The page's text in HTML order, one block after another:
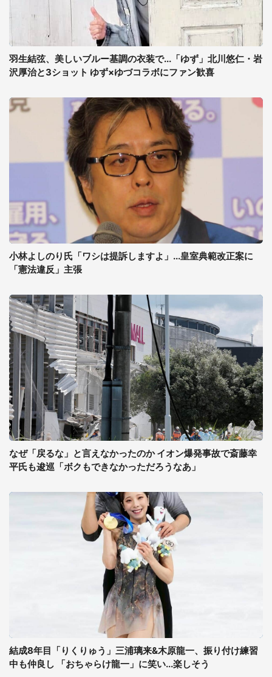
羽生結弦、美しいブルー基調の衣装で...「ゆず」北川悠仁・岩
沢厚治と3ショット ゆず×ゆづコラボにファン歓喜
小林よしのり氏「ワシは提訴しますよ」...皇室典範改正案に
「憲法違反」主張
なぜ「戻るな」と言えなかったのか イオン爆発事故で斎藤幸
平氏も逡巡「ボクもできなかっただろうなあ」
結成8年目「りくりゅう」三浦璃来&木原龍一、振り付け練習
中も仲良し 「おちゃらけ龍一」に笑い...楽しそう